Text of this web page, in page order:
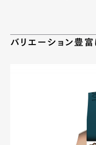
バリエーション豊